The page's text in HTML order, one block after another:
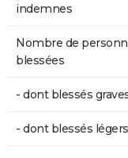
indemnes
Nombre de
blessées
- dont blessés
- dont blessés légers